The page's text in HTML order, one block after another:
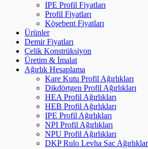
IPE Profil Fiyatları
Profil Fiyatları
Köşebent Fiyatları
Ürünler
Demir Fiyatları
Çelik Konstrüksiyon
Üretim & İmalat
Ağırlık Hesaplama
Kare Kutu Profil Ağırlıkları
Dikdörtgen Profil Ağırlıkları
HEA Profil Ağırlıkları
HEB Profil Ağırlıkları
IPE Profil Ağırlıkları
NPI Profil Ağırlıkları
NPU Profil Ağırlıkları
DKP Rulo Levha Sac